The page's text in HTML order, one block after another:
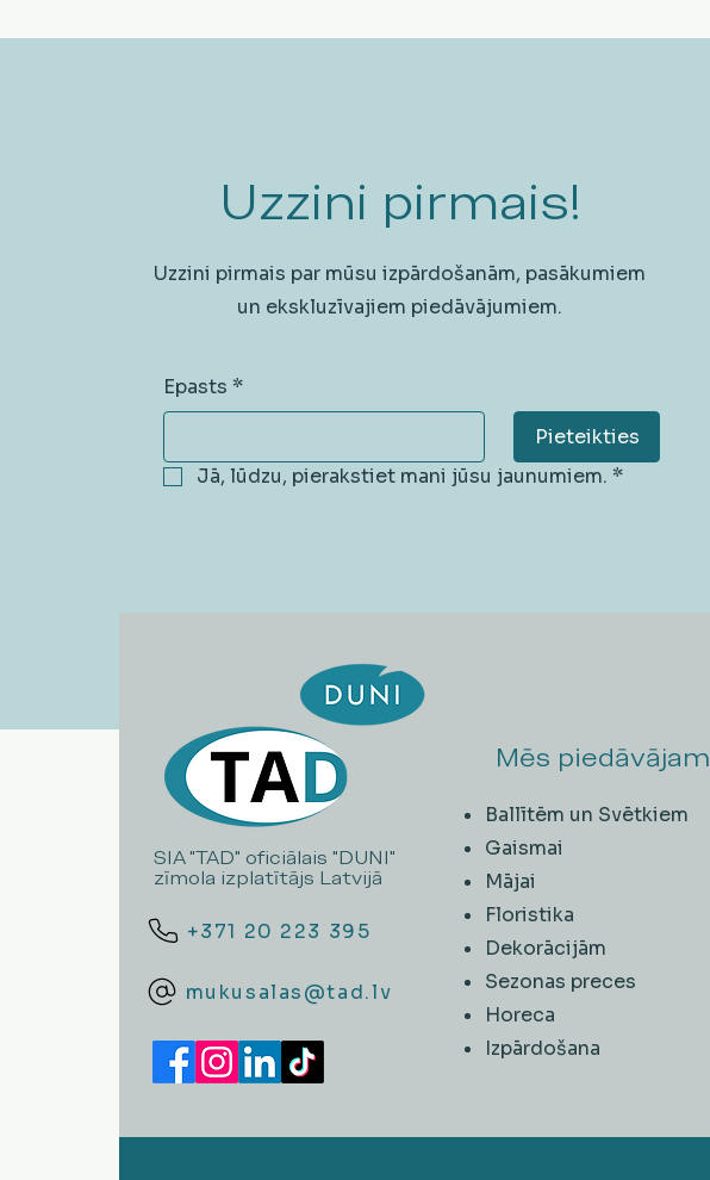
Uzzini pirmais!
Uzzini pirmais par mūsu izpārdošanām, pasākumiem
un ekskluzīvajiem piedāvājumiem.
Epasts *
Pieteikties
Jā, lūdzu, pierakstiet mani jūsu jaunumiem. *
SIA "TAD" oficiālais "DUNI"
zīmola izplatītājs Latvijā
+371 20 223 395
mukusalas@tad.lv
Mēs piedāvājam
Ballītēm un Svētkiem
Gaismai
Mājai
Floristika
Dekorācijām
Sezonas preces
Horeca
​Izpārdošana